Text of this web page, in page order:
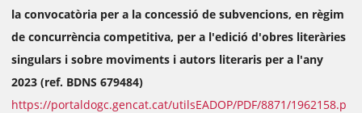
la convocatòria per a la concessió de subvencions, en règim
de concurrència competitiva, per a l'edició d'obres literàries
singulars i sobre moviments i autors literaris per a l'any
2023 (ref. BDNS 679484)
https://portaldogc.gencat.cat/utilsEADOP/PDF/8871/1962158.p